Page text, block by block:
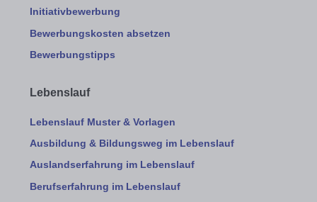
Initiativbewerbung
Bewerbungskosten absetzen
Bewerbungstipps
Lebenslauf
Lebenslauf Muster & Vorlagen
Ausbildung & Bildungsweg im Lebenslauf
Auslandserfahrung im Lebenslauf
Berufserfahrung im Lebenslauf